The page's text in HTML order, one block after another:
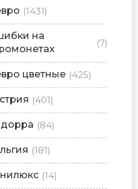
(1431)
на
(7)
цветные (425)
(401)
(84)
(181)
(14)